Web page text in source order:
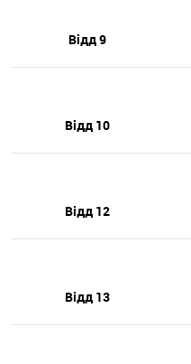
Відд 9
Відд 10
Відд 12
Відд 13